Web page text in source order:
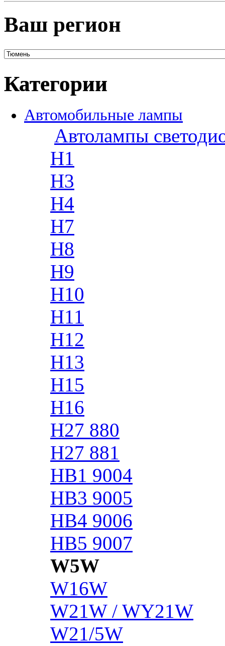
Ваш регион
Категории
Автомобильные лампы
Автолампы
H1
H3
H4
H7
H8
H9
H10
H11
H12
H13
H15
H16
H27 880
H27 881
HB1 9004
HB3 9005
HB4 9006
HB5 9007
W5W
W16W
W21W / WY21W
W21/5W